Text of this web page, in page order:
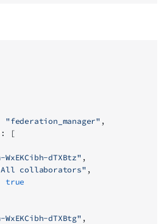
"federation_manager" ,
: [
WxEKCibh-dTXBtz" ,
collaborators" ,
true
WxEKCibh-dTXBtg" ,